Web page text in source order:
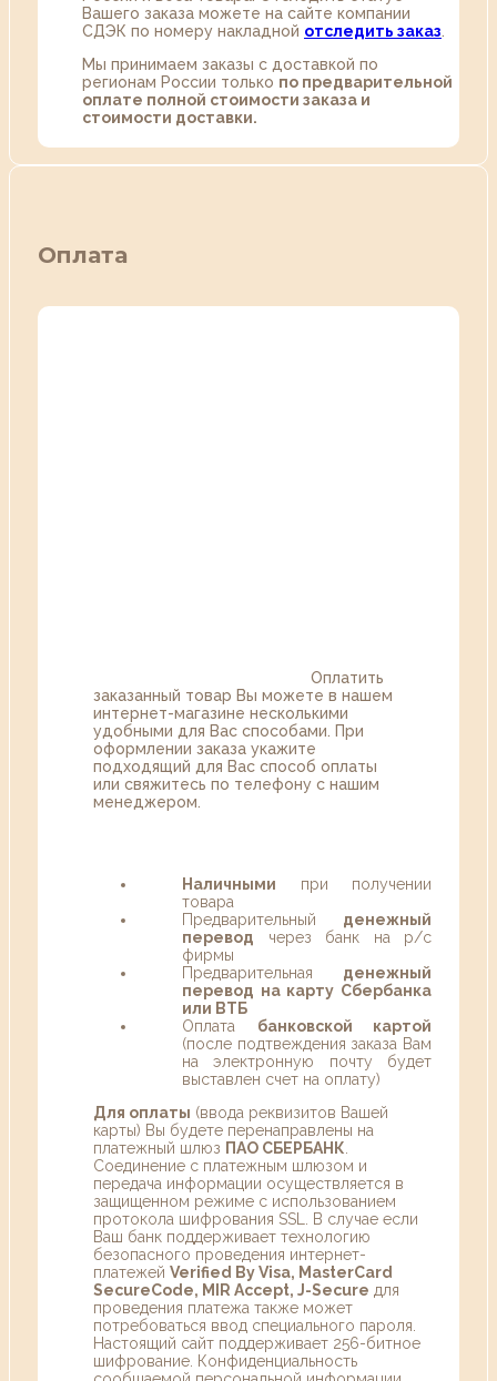
Вашего заказа можете на сайте компании
СДЭК по номеру накладной отследить заказ
Мы принимаем заказы с доставкой по
регионам России только по предварительной
оплате полной стоимости заказа и
стоимости доставки.
Оплата
Оплатить
заказанный товар Вы можете в нашем
интернет-магазине несколькими
удобными для Вас способами. При
оформлении заказа укажите
подходящий для Вас способ оплаты
или свяжитесь по телефону с нашим
менеджером.
Наличными при получении
товара
Предварительный денежный
перевод через банк на р/с
фирмы
Предварительная денежный
перевод на карту Сбербанка
или ВТБ
Оплата банковской картой
(после подтвеждения заказа Вам
на электронную почту будет
выставлен счет на оплату)
Для оплаты (ввода реквизитов Вашей
карты) Вы будете перенаправлены на
платежный шлюз ПАО СБЕРБАНК
Соединение с платежным шлюзом и
передача информации осуществляется в
защищенном режиме с использованием
протокола шифрования SSL. В случае если
Ваш банк поддерживает технологию
безопасного проведения интернет-
платежей Verified By Visa, MasterCard
SecureCode, MIR Accept, J-Secure для
проведения платежа также может
потребоваться ввод специального пароля.
Настоящий сайт поддерживает 256-битное
шифрование. Конфиденциальность